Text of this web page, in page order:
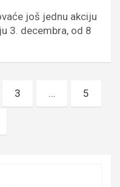
još jednu akciju
3. decembra, od 8
3 … 5